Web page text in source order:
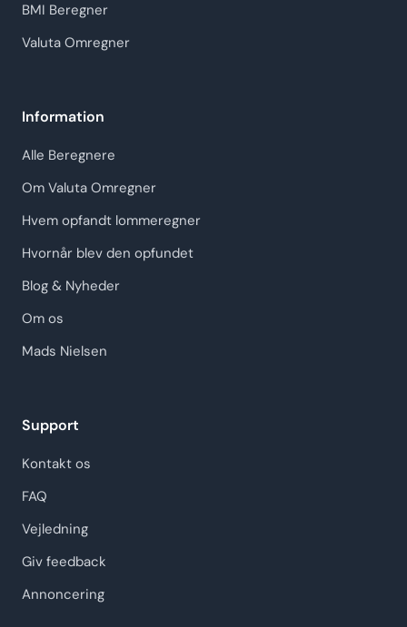
BMI Beregner
Valuta Omregner
Information
Alle Beregnere
Om Valuta Omregner
Hvem opfandt lommeregner
Hvornår blev den opfundet
Blog & Nyheder
Om os
Mads Nielsen
Support
Kontakt os
FAQ
Vejledning
Giv feedback
Annoncering